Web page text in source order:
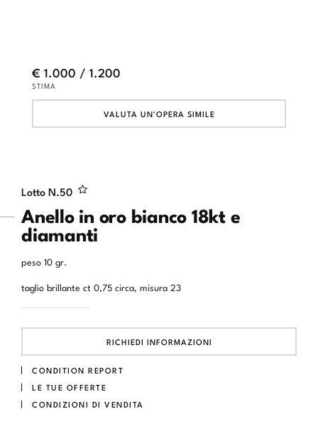
Lotto N.50
Anello in oro bianco 18kt e
diamanti
peso 10 gr.
taglio brillante ct 0,75 circa, misura 23
RICHIEDI INFORMAZIONI
CONDITION REPORT
LE TUE OFFERTE
CONDIZIONI DI VENDITA
€ 1.000 / 1.200
STIMA
VALUTA UN'OPERA SIMILE